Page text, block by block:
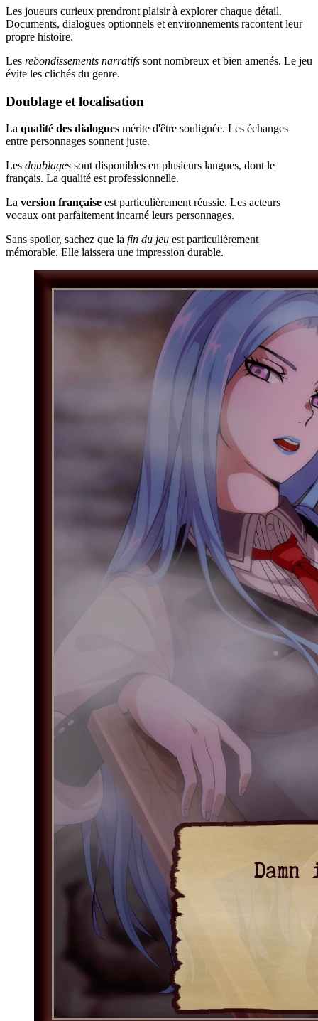
Les joueurs curieux prendront plaisir à explorer chaque détail.
Documents, dialogues optionnels et environnements racontent leur
propre histoire.
Les rebondissements narratifs sont nombreux et bien amenés. Le jeu
évite les clichés du genre.
Doublage et localisation
La qualité des dialogues mérite d'être soulignée. Les échanges
entre personnages sonnent juste.
Les doublages sont disponibles en plusieurs langues, dont le
français. La qualité est professionnelle.
La version française est particulièrement réussie. Les acteurs
vocaux ont parfaitement incarné leurs personnages.
Sans spoiler, sachez que la fin du jeu est particulièrement
mémorable. Elle laissera une impression durable.